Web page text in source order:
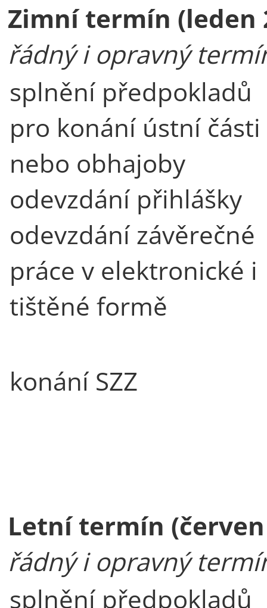
Zimní termín (leden
řádný i opravný
splnění předpokladů
pro konání ústní části
nebo obhajoby
odevzdání přihlášky
odevzdání závěrečné
práce v elektronické i
tištěné formě
konání SZZ
Letní termín (červen
řádný i opravný
splnění předpokladů